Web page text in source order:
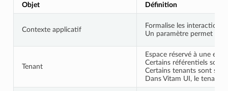
Objet Définition
Contexte applicatif
Formalise les
Un paramètre permet de
Tenant
Espace réservé à une
Certains référentiels sont
Certains tenants sont
Dans Vitam UI, le tenant